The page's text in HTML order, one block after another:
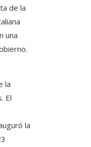
de la
una
la
El
la